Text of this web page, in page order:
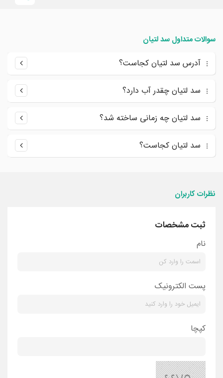
سوالات متداول سد لتیان
آدرس سد لتیان کجاست؟
سد لتیان چقدر آب دارد؟
سد لتیان چه زمانی ساخته شد؟
سد لتیان کجاست؟
نظرات کاربران
ثبت مشخصات
نام
پست الکترونیک
کپچا